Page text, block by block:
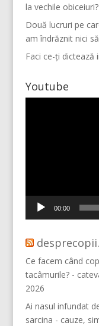
la vechile obiceiuri?
Două lucruri pe
am îndrăznit nici
Faci ce-ți dictează
Youtube
00:00
desprecopii.
Ce facem când
tacâmurile? -
2026
Ai nasul infundat
sarcina - cauze,